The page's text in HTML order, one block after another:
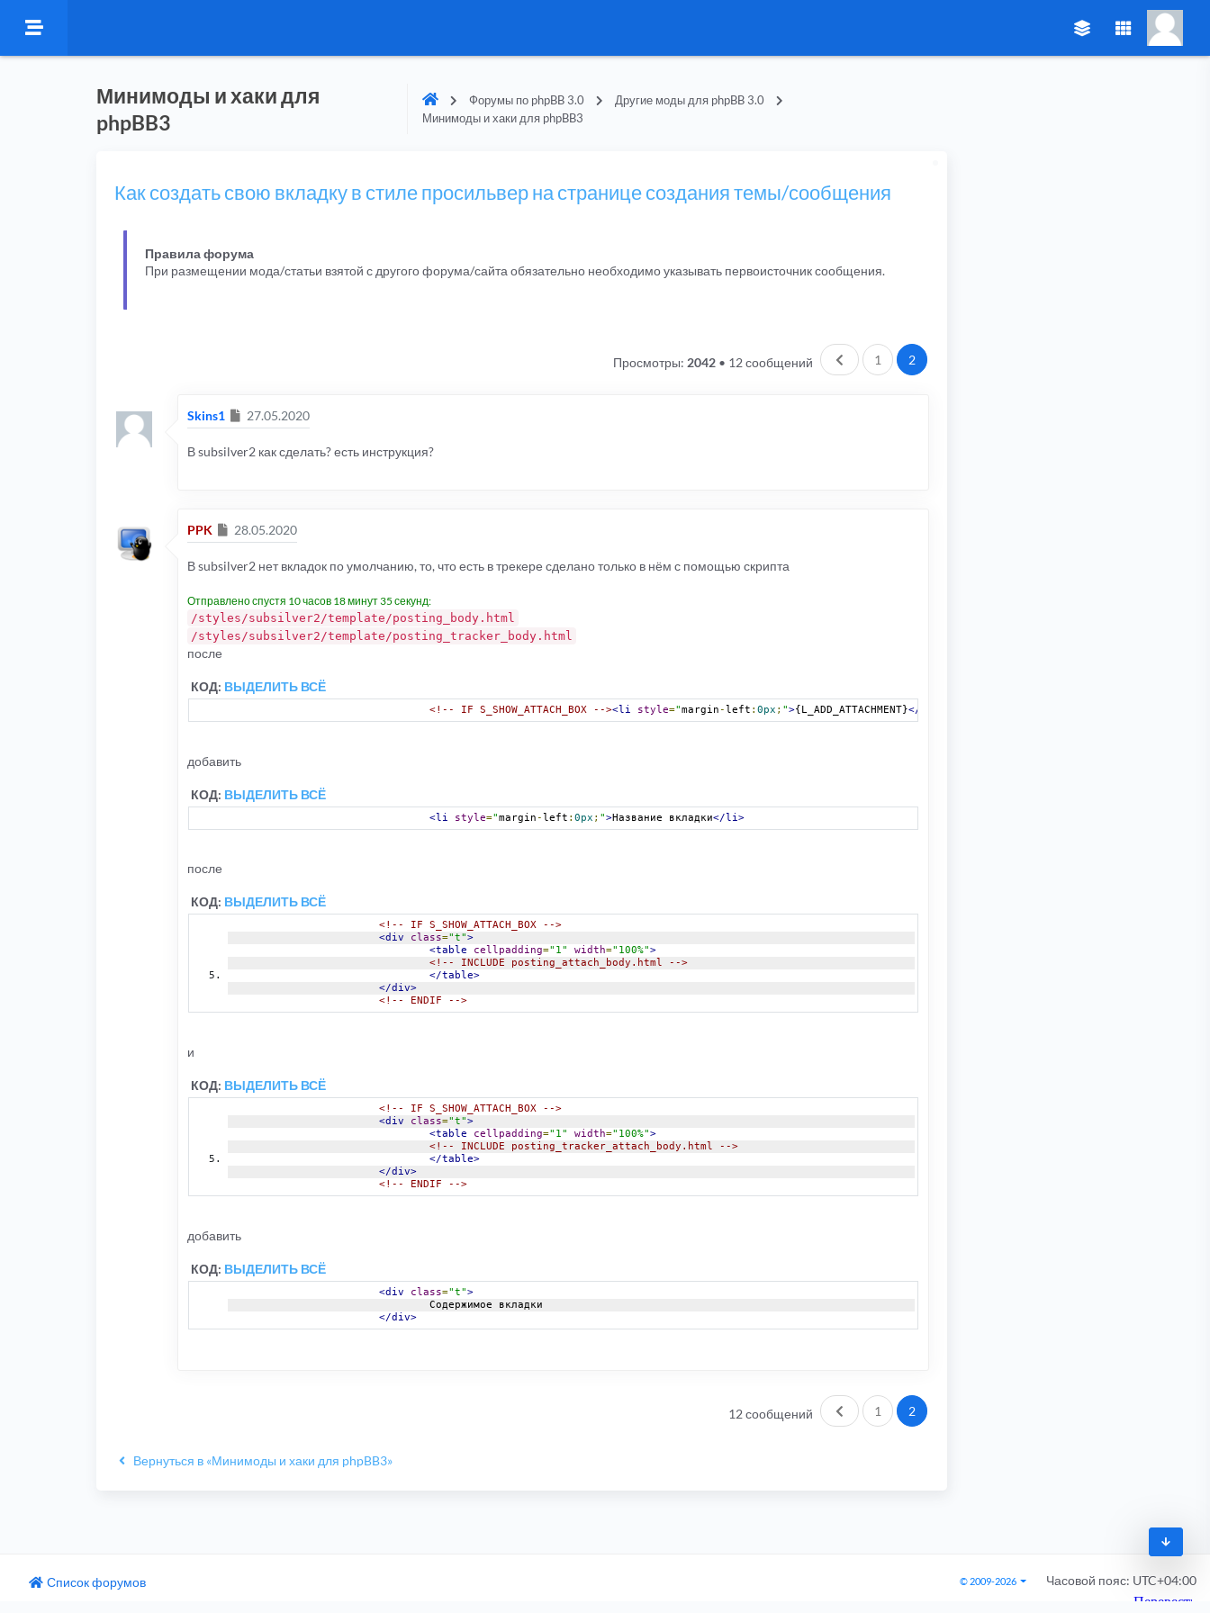
Минимоды и хаки для
phpBB3
Форумы по phpBB 3.0
Другие моды для phpBB 3.0
Минимоды и хаки для phpBB3
Как создать свою вкладку в стиле просильвер на странице создания темы/сообщения
Правила форума
При размещении мода/статьи взятой с другого форума/сайта обязательно необходимо указывать первоисточник сообщения.
12 сообщений Пред.
1 2
Просмотры: 2042•
Skins1 Сообщение
27.05.2020
В subsilver2 как сделать? есть инструкция?
PPK Сообщение
28.05.2020
В subsilver2 нет вкладок по умолчанию, то, что есть в трекере сделано только в нём с помощью скрипта
Отправлено спустя 10 часов 18 минут 35 секунд:
/styles/subsilver2/template/posting_body.html
/styles/subsilver2/template/posting_tracker_body.html
после
КОД: ВЫДЕЛИТЬ ВСЁ
<!-- IF S_SHOW_ATTACH_BOX --><li style="margin-left : 0px ; ">{L_ADD_ATTACHMENT}</li>
добавить
КОД: ВЫДЕЛИТЬ ВСЁ
<li style="margin-left : 0px ; ">Название вкладки</li>
после
КОД: ВЫДЕЛИТЬ ВСЁ
<!-- IF S_SHOW_ATTACH_BOX -->
<div
class="t">
<table
cellpadding="1" width="100%">
<!-- INCLUDE posting_attach_body.html -->
</table>
</div>
<!-- ENDIF -->
и
КОД: ВЫДЕЛИТЬ ВСЁ
<!-- IF S_SHOW_ATTACH_BOX -->
<div
class="t">
<table
cellpadding="1" width="100%">
<!-- INCLUDE posting_tracker_attach_body.html -->
</table>
</div>
<!-- ENDIF -->
добавить
КОД: ВЫДЕЛИТЬ ВСЁ
<div class="t">
				Содержимое вкладки
</div>
12 сообщений Пред.
1 2
Вернуться в «Минимоды и хаки для phpBB3»
Список форумов © 2009-2026 Часовой пояс: UTC+04:00